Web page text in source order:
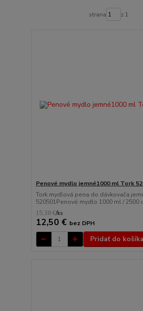
strana z 1
Penové mydlo jemné1000 ml Tork
Tork mydlová pena do dávkovača
520501Penové mydlo 1000 ml / 2500
15,38 €/ks
12,50 € bez DPH
Pridať do košíka